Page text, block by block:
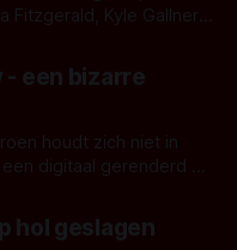
Fitzgerald, Kyle Gallner
waarvoor de
- een bizarre
houdt zich niet in
digitaal gerenderd en
onheilspellends,
met ieder woord
hol geslagen